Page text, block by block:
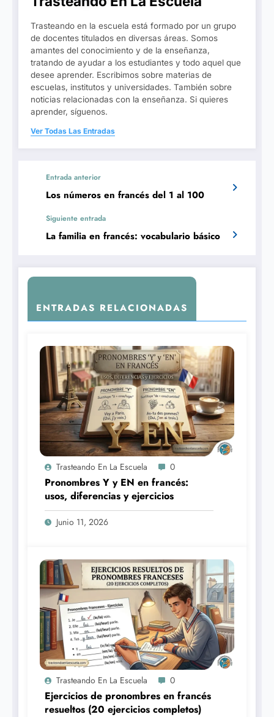
Trasteando en la escuela está formado por un grupo
de docentes titulados en diversas áreas. Somos
amantes del conocimiento y de la enseñanza,
tratando de ayudar a los estudiantes y todo aquel que
desee aprender. Escribimos sobre materias de
escuelas, institutos y universidades. También sobre
noticias relacionadas con la enseñanza. Si quieres
aprender, síguenos.
Ver Todas Las Entradas
Entrada anterior
Los números en francés del 1 al 100
Siguiente entrada
La familia en francés: vocabulario básico
ENTRADAS RELACIONADAS
Trasteando En La Escuela 0
Pronombres Y y EN en francés:
usos, diferencias y ejercicios
Junio 11, 2026
Trasteando En La Escuela 0
Ejercicios de pronombres en francés
resueltos (20 ejercicios completos)